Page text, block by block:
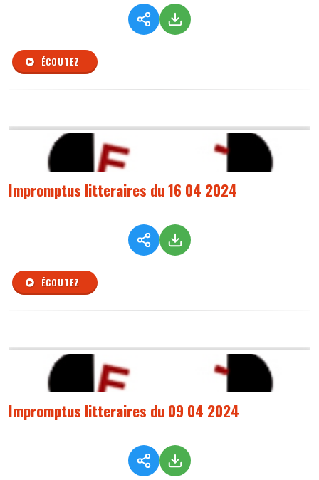
ÉCOUTEZ
Impromptus litteraires du 16 04 2024
ÉCOUTEZ
Impromptus litteraires du 09 04 2024